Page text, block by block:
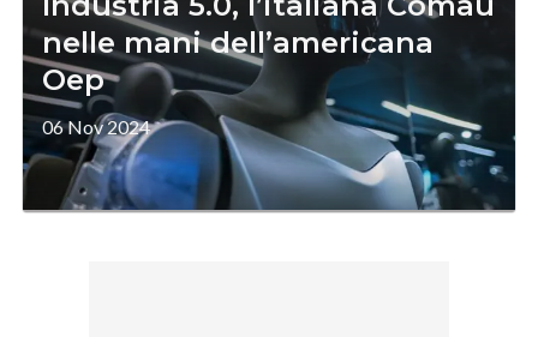
nelle mani dell’americana
Oep
06 Nov 2024